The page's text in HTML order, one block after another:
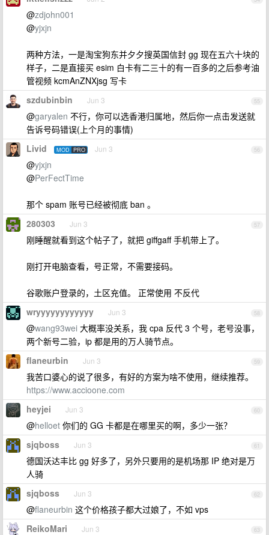
@zdjohn001
@yjxjn
两种方法，一是淘宝狗东并夕夕搜英国信封 gg 现在五六十块的
样子，二是直接买 esim 白卡有二三十的有一百多的之后参考油
管视频 kcmAnZNXjsg 写卡
55
szdubinbin Jun 3
@garyalen 不行，你可以选香港归属地，然后你一点击发送就
告诉号码错误(上个月的事情)
56
Livid MOD PRO Jun 3
@yjxjn
@PerFectTime
那个 spam 账号已经被彻底 ban 。
57
280303 Jun 3
刚睡醒就看到这个帖子了，就把 giffgaff 手机带上了。
刚打开电脑查看，号正常，不需要接码。
谷歌账户登录的，土区充值。 正常使用 不反代
58
wryyyyyyyyyyyy Jun 3
@wang93wei 大概率没关系，我 cpa 反代 3 个号，老号没事，
两个新号二验，ip 都是用的万人骑节点。
59
flaneurbin Jun 3
我苦口婆心的说了很多，有好的方案为啥不使用，继续推荐。
https://www.accioone.com
60
heyjei Jun 3
@helloet 你们的 GG 卡都是在哪里买的啊，多少一张？
61
sjqboss Jun 3
德国沃达丰比 gg 好多了，另外只要用的是机场那 IP 绝对是万
人骑
62
sjqboss Jun 3
@flaneurbin 这个价格孩子都大过娘了，不如 vps
63
ReikoMari Jun 3